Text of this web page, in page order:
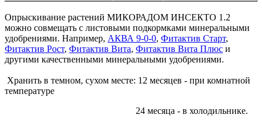
Опрыскивание растений МИКОРАДОМ ИНСЕКТО 1.2
можно совмещать с листовыми подкормками минеральными
удобрениями. Например, АКВА 9-0-0, Фитактив Старт,
Фитактив Рост, Фитактив Вита, Фитактив Вита Плюс и
другими качественными минеральными удобрениями.
Хранить в темном, сухом месте: 12 месяцев - при комнатной
температуре
24 месяца - в холодильнике.